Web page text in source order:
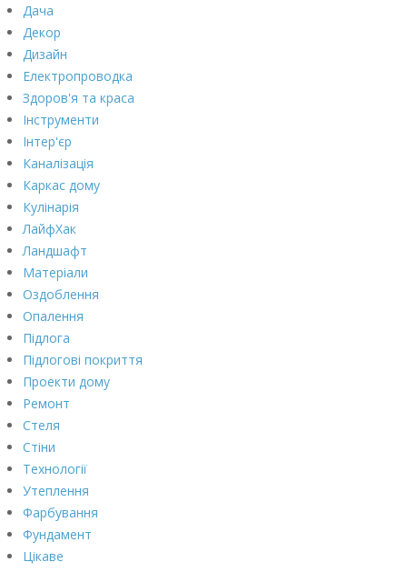
Дача
Декор
Дизайн
Електропроводка
Здоров'я та краса
Інструменти
Інтер'єр
Каналізація
Каркас дому
Кулінарія
ЛайфХак
Ландшафт
Матеріали
Оздоблення
Опалення
Підлога
Підлогові покриття
Проекти дому
Ремонт
Стеля
Стіни
Технології
Утеплення
Фарбування
Фундамент
Цікаве